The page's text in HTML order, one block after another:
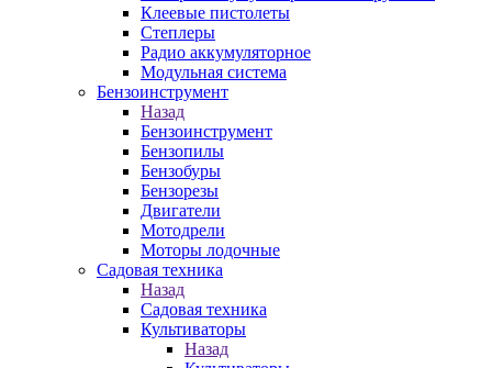
Клеевые пистолеты
Степлеры
Радио аккумуляторное
Модульная система
Бензоинструмент
Назад
Бензоинструмент
Бензопилы
Бензобуры
Бензорезы
Двигатели
Мотодрели
Моторы лодочные
Садовая техника
Назад
Садовая техника
Культиваторы
Назад